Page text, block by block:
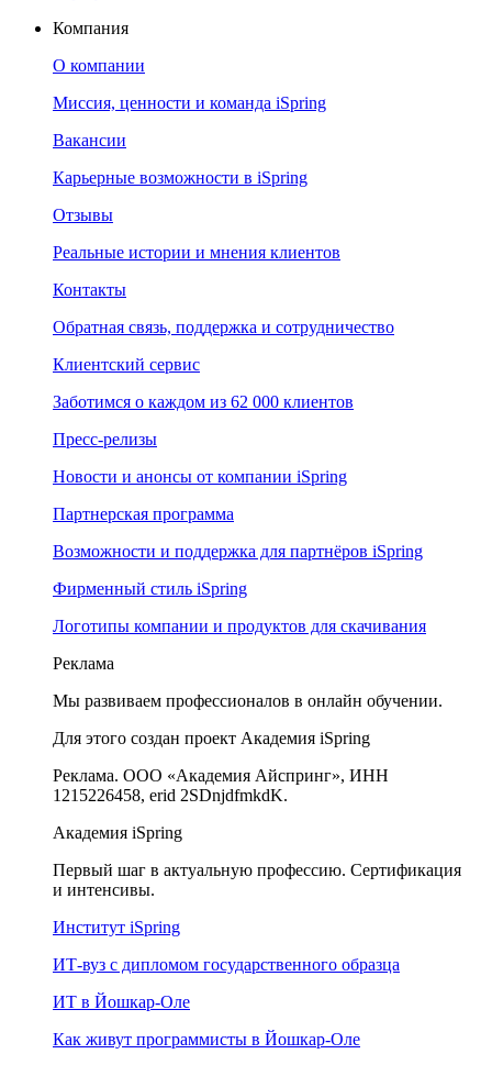
Компания
О компании
Миссия, ценности и команда iSpring
Вакансии
Карьерные возможности в iSpring
Отзывы
Реальные истории и мнения клиентов
Контакты
Обратная связь, поддержка и сотрудничество
Клиентский сервис
Заботимся о каждом из 62 000 клиентов
Пресс-релизы
Новости и анонсы от компании iSpring
Партнерская программа
Возможности и поддержка для партнёров iSpring
Фирменный стиль iSpring
Логотипы компании и продуктов для скачивания
Реклама
Мы развиваем профессионалов в онлайн обучении.
Для этого создан проект Академия iSpring
Реклама. ООО «Академия Айспринг», ИНН
1215226458, erid 2SDnjdfmkdK.
Академия iSpring
Первый шаг в актуальную профессию. Сертификация
и интенсивы.
Институт iSpring
ИТ-вуз с дипломом государственного образца
ИТ в Йошкар-Оле
Как живут программисты в Йошкар‑Оле